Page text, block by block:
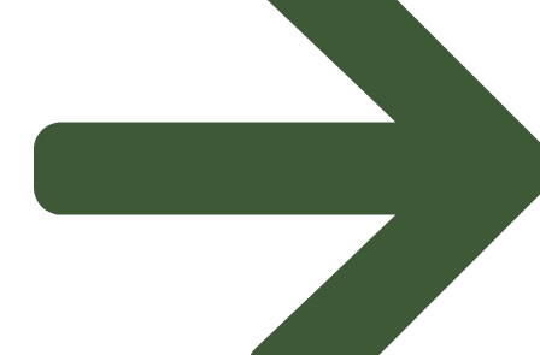
Doutorando na mesma plataforma. Os investigadores partilharam a missão e
as principais linhas de investigação do centro, dando especial ênfase ao
novos biopesticidas com elevado potencial de
Inovação e Bioeconomia Circular
O foco da apresentação esteve na exploração dos subprodutos da vinicultura,
transformando resíduos em soluções de alto valor acrescentado para a
Os compostos em estudo demonstraram
propriedades promissoras, sendo capazes de
inibir microrganismos
causadores de doenças nas culturas
e de exercer um eficaz